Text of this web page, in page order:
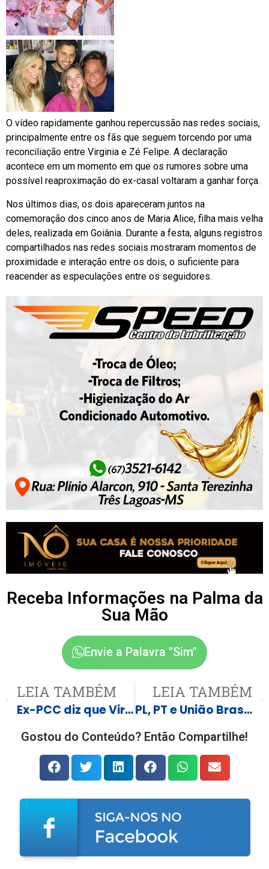
O vídeo rapidamente ganhou repercussão nas redes sociais,
principalmente entre os fãs que seguem torcendo por uma
reconciliação entre Virginia e Zé Felipe. A declaração
acontece em um momento em que os rumores sobre uma
possível reaproximação do ex-casal voltaram a ganhar força.
Nos últimos dias, os dois apareceram juntos na
comemoração dos cinco anos de Maria Alice, filha mais velha
deles, realizada em Goiânia. Durante a festa, alguns registros
compartilhados nas redes sociais mostraram momentos de
proximidade e interação entre os dois, o suficiente para
reacender as especulações entre os seguidores.
Receba Informações na Palma da
Sua Mão
Envie a Palavra "Sim"
LEIA TAMBÉM
Ex-PCC diz que Virginia, Carlinhos Maia e Bia Miranda serão presos
LEIA TAMBÉM
PL, PT e União Brasil levar maior fatia do fundão eleitoral
Gostou do Conteúdo? Então Compartilhe!